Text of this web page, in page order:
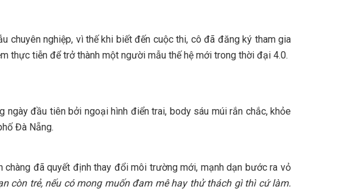
chuyên nghiệp, vì thế khi biết đến cuộc thi, cô đã đăng ký tham gia
thực tiễn để trở thành một người mẫu thế hệ mới trong thời đại 4.0.
đầu tiên bởi ngoại hình điển trai, body sáu múi rắn chắc, khỏe
Đà Nẵng.
đã quyết định thay đổi môi trường mới, mạnh dạn bước ra vỏ
còn trẻ, nếu có mong muốn đam mê hay thử thách gì thì cứ làm.